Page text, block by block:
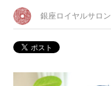
銀座ロイヤルサロン